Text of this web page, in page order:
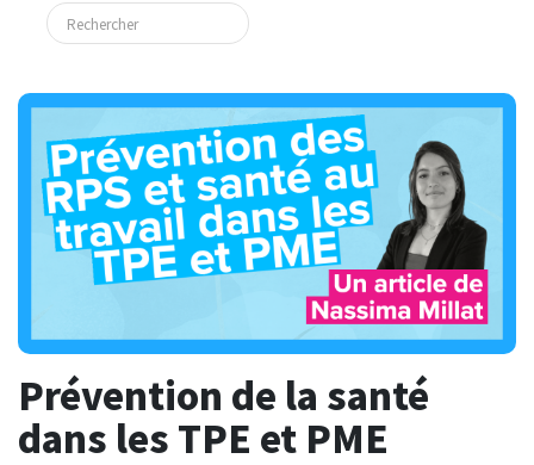
Prévention de la santé
dans les TPE et PME